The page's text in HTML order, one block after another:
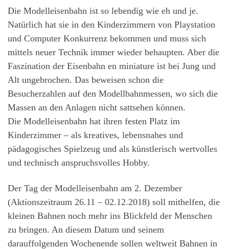
Die Modelleisenbahn ist so lebendig wie eh und je.
Natürlich hat sie in den Kinderzimmern von Playstation
und Computer Konkurrenz bekommen und muss sich
mittels neuer Technik immer wieder behaupten. Aber die
Faszination der Eisenbahn en miniature ist bei Jung und
Alt ungebrochen. Das beweisen schon die
Besucherzahlen auf den Modellbahnmessen, wo sich die
Massen an den Anlagen nicht sattsehen können.
Die Modelleisenbahn hat ihren festen Platz im
Kinderzimmer – als kreatives, lebensnahes und
pädagogisches Spielzeug und als künstlerisch wertvolles
und technisch anspruchsvolles Hobby.
Der Tag der Modelleisenbahn am 2. Dezember
(Aktionszeitraum 26.11 – 02.12.2018) soll mithelfen, die
kleinen Bahnen noch mehr ins Blickfeld der Menschen
zu bringen. An diesem Datum und seinem
darauffolgenden Wochenende sollen weltweit Bahnen in